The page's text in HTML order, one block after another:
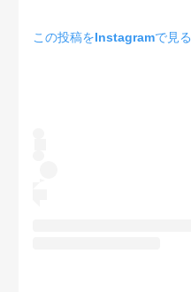
この投稿をInstagramで見る